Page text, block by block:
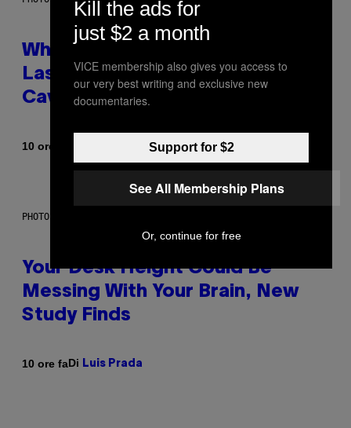
Why NASA Wants to Send a
Laser-Powered Drone Into
Caves Beneath the Moon
10 ore fa
PHOTO: BATUHAN TOKER / GETTY IMAGES
Your Desk Height Could Be
Messing With Your Brain, New
Study Finds
10 ore faDi Luis Prada
Kill the ads for
just $2 a month
VICE membership also gives you access to
our very best writing and exclusive new
documentaries.
Support for $2
See All Membership Plans
Or, continue for free